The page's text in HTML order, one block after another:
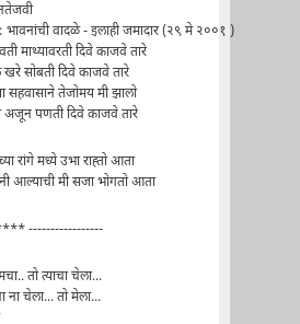
वादळे - इलाही जमादार (२९ मे २००१ )
माथ्यावरती दिवे काजवे तारे
खरे सोबती दिवे काजवे तारे
सहवासाने तेजोमय मी झालो
अजून पणती दिवे काजवे तारे
रांगे मध्ये उभा राह्तो आता
आल्याची मी सजा भोगतो आता
-----------------
तो त्याचा चेला...
ना चेला... तो मेला...